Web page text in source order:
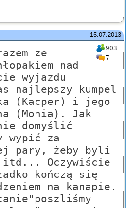
15.07.2013
903
7
ze
nad
wyjazdu
najlepszy kumpel
(Kacper) i jego
(Monia). Jak
domyślić
wypić za
pary, żeby byli
itd... Oczywiście
kończą się
na kanapie.